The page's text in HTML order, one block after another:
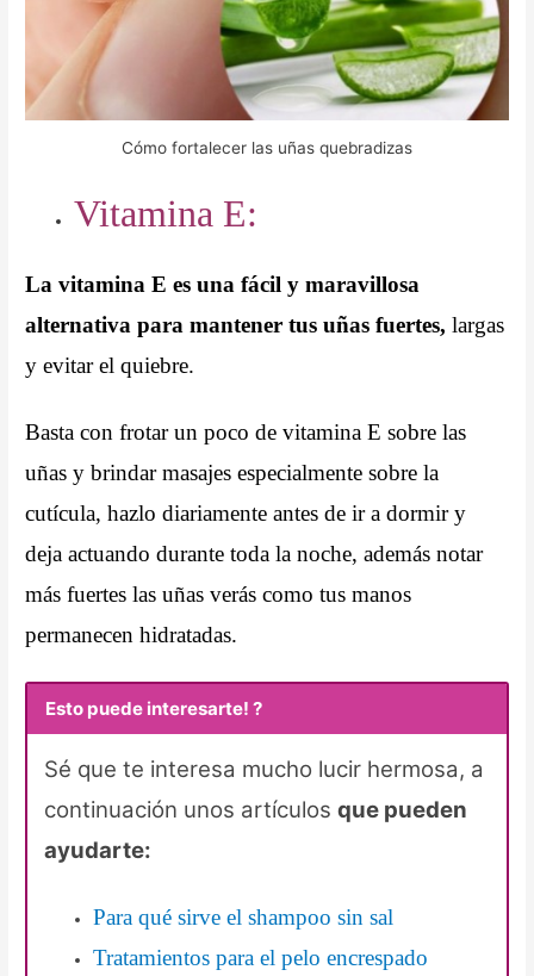
Cómo fortalecer las uñas quebradizas
Vitamina E:
La vitamina E es una fácil y maravillosa
alternativa para mantener tus uñas fuertes,largas
y evitar el quiebre.
Basta con frotar un poco de vitamina E sobre las
uñas y brindar masajes especialmente sobre la
cutícula, hazlo diariamente antes de ir a dormir y
deja actuando durante toda la noche, además notar
más fuertes las uñas verás como tus manos
permanecen hidratadas.
Esto puede interesarte! ?
Sé que te interesa mucho lucir hermosa, a
continuación unos artículos que pueden
ayudarte:
Para qué sirve el shampoo sin sal
Tratamientos para el pelo encrespado